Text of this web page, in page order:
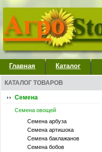
Главная Каталог
КАТАЛОГ ТОВАРОВ
Семена
Семена овощей
Семена арбуза
Семена артишока
Семена баклажанов
Семена бобов